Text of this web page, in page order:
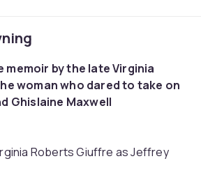
by the late Virginia
woman who dared to take on
Ghislaine Maxwell
Roberts Giuffre as Jeffrey